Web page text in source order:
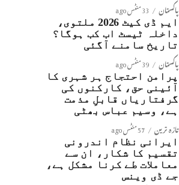
پاکستان 33 منٹس ago
ایم ڈی کیٹ 2026 ملتوی،
داخلہ ٹیسٹ اب کب ہوگا؟
تاریخ سامنے آگئی
پاکستان 39 منٹس ago
پرامن احتجاج ہر شہری کا
آئینی حق، کارکنوں کی
گرفتاریاں قابلِ مذمت
ہے، وسیم عباس بھٹی
تازہ ترین 57 منٹس ago
ایرانی نظام اندرونی
تقسیم کا شکار، ان سے
معاملات طے کرنا مشکل ہے،
جے ڈی وینس